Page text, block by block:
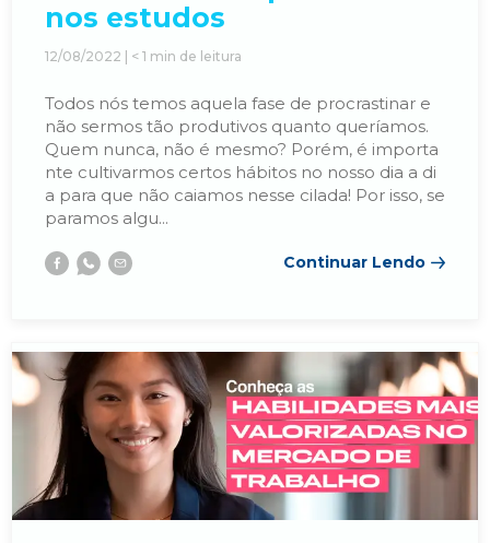
EDITAL
RESULTADO VESTIBULAR
PROUNI
ARQUITETURA E URBANISMO
CIÊNCIAS CONTÁBEIS
DESIGN GRÁFICO
DIREITO
ENGENHARIA CIVIL
ENGENHARIA DA COMPUTAÇÃO
MBA EM GESTÃO DE PROJETOS EMPRESARIAIS
MBA EM GESTÃO ESTRATÉGICA DE PESSOAS
MBA EM LIDERANÇA EM EQUIPES E INOVAÇÃO
nos estudos
12/08/2022 | < 1 min de leitura
Todos nós temos aquela fase de procrastinar e
não sermos tão produtivos quanto queríamos.
Quem nunca, não é mesmo? Porém, é importa
nte cultivarmos certos hábitos no nosso dia a di
a para que não caiamos nesse cilada! Por isso, se
paramos algu...
Continuar Lendo